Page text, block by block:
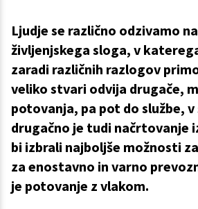
Ljudje se različno odzivamo
življenjskega sloga, v
zaradi različnih razlogov
veliko stvari odvija drugače,
potovanja, pa pot do službe,
drugačno je tudi načrtovanje
bi izbrali najboljše možnosti
za enostavno in varno
je potovanje z vlakom.